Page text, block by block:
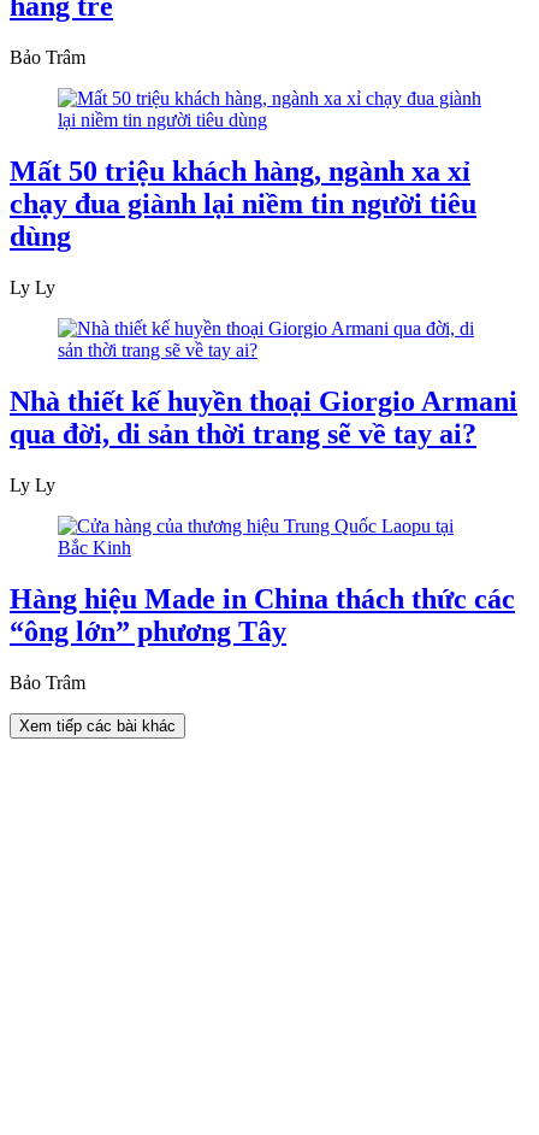
hàng trẻ
Bảo Trâm
Mất 50 triệu khách hàng, ngành xa xỉ
chạy đua giành lại niềm tin người tiêu
dùng
Ly Ly
Nhà thiết kế huyền thoại Giorgio Armani
qua đời, di sản thời trang sẽ về tay ai?
Ly Ly
Hàng hiệu Made in China thách thức các
“ông lớn” phương Tây
Bảo Trâm
Xem tiếp các bài khác